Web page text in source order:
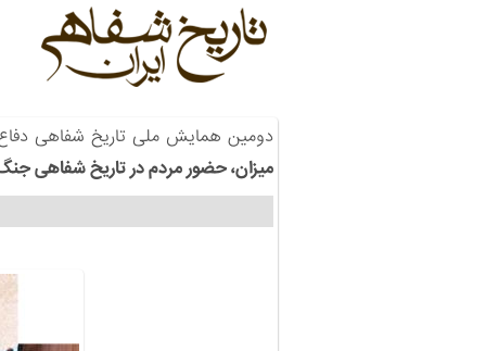
دومین همایش ملی تاریخ شفاهی
میزان، حضور مردم در تاریخ شفاهی